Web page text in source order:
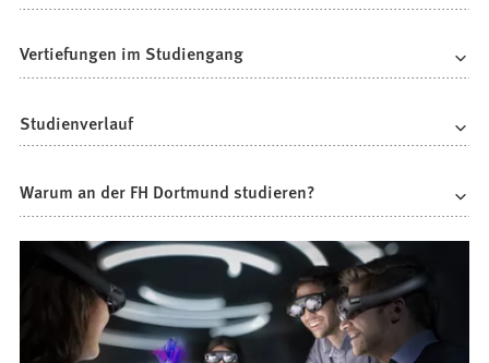
Vertiefungen im Studiengang
Studienverlauf
Warum an der FH Dortmund studieren?